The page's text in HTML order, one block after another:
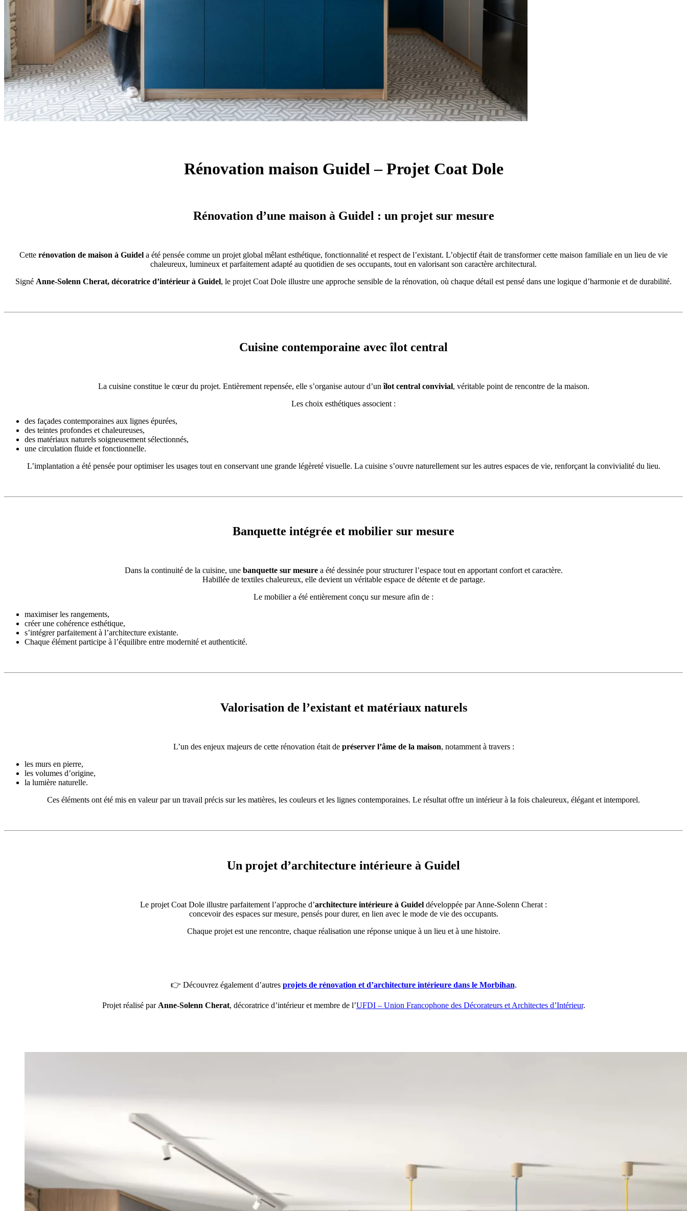
Rénovation maison Guidel – Projet Coat Dole
Rénovation d’une maison à Guidel : un projet sur mesure
Cette rénovation de maison à Guidel a été pensée comme un projet global mêlant esthétique, fonctionnalité et respect de l’existant. L’objectif était de transformer cette maison familiale en un lieu de vie
chaleureux, lumineux et parfaitement adapté au quotidien de ses occupants, tout en valorisant son caractère architectural.
Signé Anne-Solenn Cherat, décoratrice d’intérieur à Guidel, le projet Coat Dole illustre une approche sensible de la rénovation, où chaque détail est pensé dans une logique d’harmonie et de durabilité.
Cuisine contemporaine avec îlot central
La cuisine constitue le cœur du projet. Entièrement repensée, elle s’organise autour d’unîlot central convivial, véritable point de rencontre de la maison.
Les choix esthétiques associent :
des façades contemporaines aux lignes épurées,
des teintes profondes et chaleureuses,
des matériaux naturels soigneusement sélectionnés,
une circulation fluide et fonctionnelle.
L’implantation a été pensée pour optimiser les usages tout en conservant une grande légèreté visuelle. La cuisine s’ouvre naturellement sur les autres espaces de vie, renforçant la convivialité du lieu.
Banquette intégrée et mobilier sur mesure
Dans la continuité de la cuisine, une banquette sur mesurea été dessinée pour structurer l’espace tout en apportant confort et caractère.
Habillée de textiles chaleureux, elle devient un véritable espace de détente et de partage.
Le mobilier a été entièrement conçu sur mesure afin de :
maximiser les rangements,
créer une cohérence esthétique,
s’intégrer parfaitement à l’architecture existante.
Chaque élément participe à l’équilibre entre modernité et authenticité.
Valorisation de l’existant et matériaux naturels
L’un des enjeux majeurs de cette rénovation était de préserver l’âme de la maison, notamment à travers :
les murs en pierre,
les volumes d’origine,
la lumière naturelle.
Ces éléments ont été mis en valeur par un travail précis sur les matières, les couleurs et les lignes contemporaines. Le résultat offre un intérieur à la fois chaleureux, élégant et intemporel.
Un projet d’architecture intérieure à Guidel
Le projet Coat Dole illustre parfaitement l’approche d’architecture intérieure à Guidel développée par Anne-Solenn Cherat :
concevoir des espaces sur mesure, pensés pour durer, en lien avec le mode de vie des occupants.
Chaque projet est une rencontre, chaque réalisation une réponse unique à un lieu et à une histoire.
👉 Découvrez également d’autres projets de rénovation et d’architecture intérieure dans le Morbihan.
Projet réalisé par Anne-Solenn Cherat, décoratrice d’intérieur et membre de l’UFDI – Union Francophone des Décorateurs et Architectes d’Intérieur.